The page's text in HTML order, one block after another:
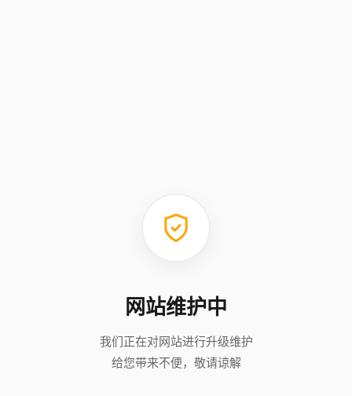
网站维护中
我们正在对网站进行升级维护
给您带来不便，敬请谅解